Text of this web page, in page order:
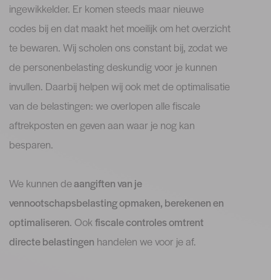
ingewikkelder. Er komen steeds maar nieuwe
codes bij en dat maakt het moeilijk om het overzicht
te bewaren. Wij scholen ons constant bij, zodat we
de personenbelasting deskundig voor je kunnen
invullen. Daarbij helpen wij ook met de optimalisatie
van de belastingen: we overlopen alle fiscale
aftrekposten en geven aan waar je nog kan
besparen.
We kunnen deaangiften van je
vennootschapsbelasting opmaken, berekenen en
optimaliseren. Ookfiscale controles omtrent
directe belastingen handelen we voor je af.